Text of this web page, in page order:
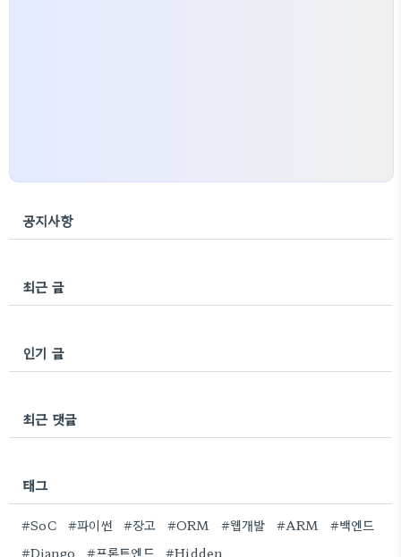
공지사항
최근 글
인기 글
최근 댓글
태그
#SoC #파이썬 #장고 #ORM #웹개발 #ARM
#백엔드
#Django
#프론트엔드 #Hidden